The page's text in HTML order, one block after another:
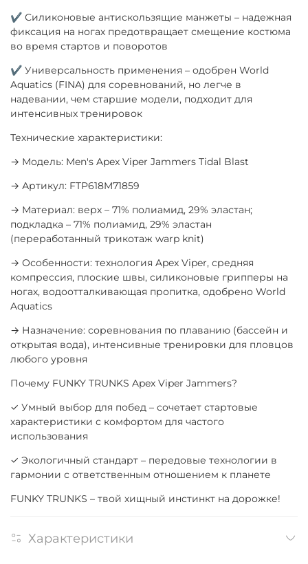
✔ Силиконовые антискользящие манжеты – надежная
фиксация на ногах предотвращает смещение костюма
во время стартов и поворотов
✔ Универсальность применения – одобрен World
Aquatics (FINA) для соревнований, но легче в
надевании, чем старшие модели, подходит для
интенсивных тренировок
Технические характеристики:
→ Модель: Men's Apex Viper Jammers Tidal Blast
→ Артикул: FTP618M71859
→ Материал: верх – 71% полиамид, 29% эластан;
подкладка – 71% полиамид, 29% эластан
(переработанный трикотаж warp knit)
→ Особенности: технология Apex Viper, средняя
компрессия, плоские швы, силиконовые грипперы на
ногах, водоотталкивающая пропитка, одобрено World
Aquatics
→ Назначение: соревнования по плаванию (бассейн и
открытая вода), интенсивные тренировки для пловцов
любого уровня
Почему FUNKY TRUNKS Apex Viper Jammers?
✓ Умный выбор для побед – сочетает стартовые
характеристики с комфортом для частого
использования
✓ Экологичный стандарт – передовые технологии в
гармонии с ответственным отношением к планете
FUNKY TRUNKS – твой хищный инстинкт на дорожке!
Характеристики